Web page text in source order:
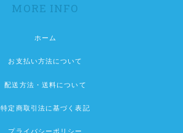
MORE INFO
ホーム
お支払い方法について
配送方法・送料について
特定商取引法に基づく表記
プライバシーポリシー